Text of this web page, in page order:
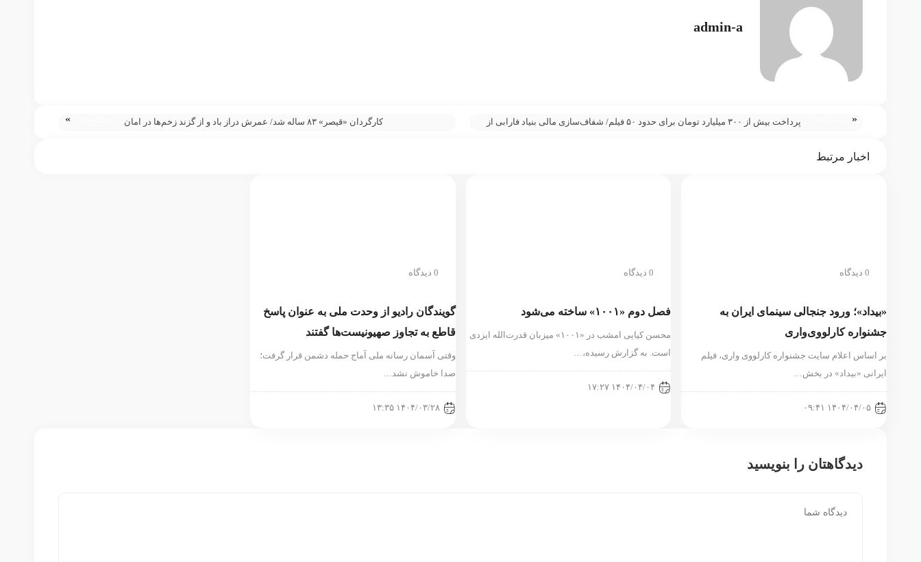
admin-a
«
پرداخت بیش از ۳۰۰ میلیارد تومان برای حدود ۵۰ فیلم/ شفاف‌سازی مالی بنیاد فارابی از
کارگردان «قیصر» ۸۳ ساله شد/ عمرش دراز باد و از گزند زخم‌ها در امان »
اخبار مرتبط
0 دیدگاه
«بیداد»؛ ورود جنجالی سینمای ایران به
جشنواره کارلووی‌واری
بر اساس اعلام سایت جشنواره کارلووی واری، فیلم
ایرانی «بیداد» در بخش…
۱۴۰۴/۰۴/۰۵ ۰۹:۴۱
0 دیدگاه
فصل دوم «۱۰۰۱» ساخته می‌شود
محسن کیایی امشب در «۱۰۰۱» میزبان قدرت‌الله ایزدی
است. به گزارش رسیده،…
۱۴۰۴/۰۴/۰۴ ۱۷:۲۷
0 دیدگاه
گویندگان رادیو از وحدت ملی به عنوان پاسخ
قاطع به تجاوز صهیونیست‌ها گفتند
وقتی آسمان رسانه ملی آماج حمله دشمن قرار گرفت؛
صدا خاموش نشد…
۱۴۰۴/۰۳/۲۸ ۱۳:۳۵
دیدگاهتان را بنویسید